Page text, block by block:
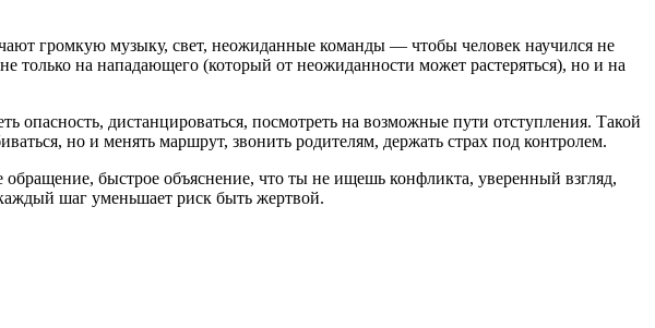
громкую музыку, свет, неожиданные команды — чтобы человек научился не
на нападающего (который от неожиданности может растеряться), но и на
дистанцироваться, посмотреть на возможные пути отступления. Такой
но и менять маршрут, звонить родителям, держать страх под контролем.
быстрое объяснение, что ты не ищешь конфликта, уверенный взгляд,
шаг уменьшает риск быть жертвой.